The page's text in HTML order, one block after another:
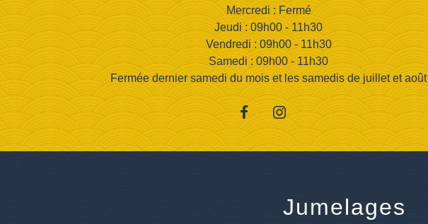
Mercredi : Fermé
Jeudi : 09h00 - 11h30
Vendredi : 09h00 - 11h30
Samedi : 09h00 - 11h30
Fermée dernier samedi du mois et les samedis de juillet et août
Jumelages